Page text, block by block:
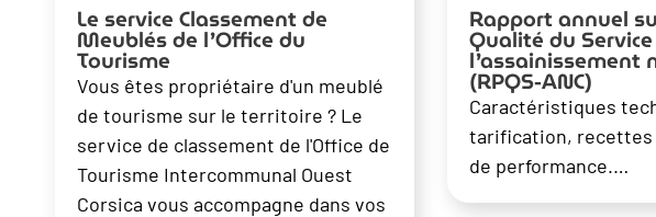
Le service Classement de
Meublés de l’Office du
Tourisme
Vous êtes propriétaire d'un meublé
de tourisme sur le territoire ? Le
service de classement de l'Office de
Tourisme Intercommunal Ouest
Corsica vous accompagne dans vos
Rapport annuel
Qualité du
l’assainissement
(RPQS-ANC)
Caractéristiques
tarification,
de performance.…